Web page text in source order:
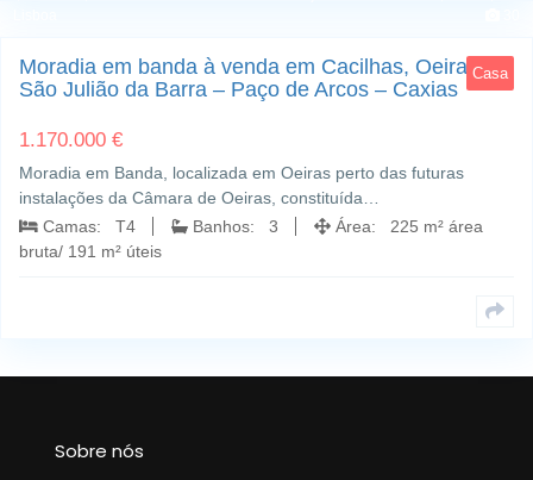
Casa
Moradia em banda à venda em Cacilhas, Oeiras e
São Julião da Barra – Paço de Arcos – Caxias
1.170.000 €
Moradia em Banda, localizada em Oeiras perto das futuras
instalações da Câmara de Oeiras, constituída…
Camas: T4
Banhos: 3
Área: 225 m² área
bruta/ 191 m² úteis
Sobre nós